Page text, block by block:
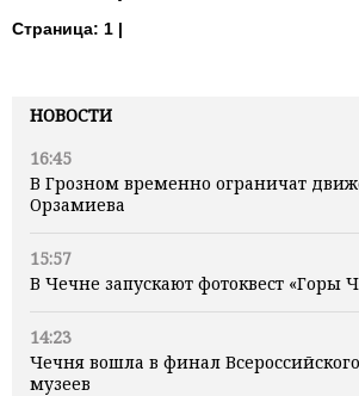
НОВОСТИ
16:45
В Грозном временно ограничат
Орзамиева
15:57
В Чечне запускают фотоквест «Горы
14:23
Чечня вошла в финал
музеев
Страница: 1 |